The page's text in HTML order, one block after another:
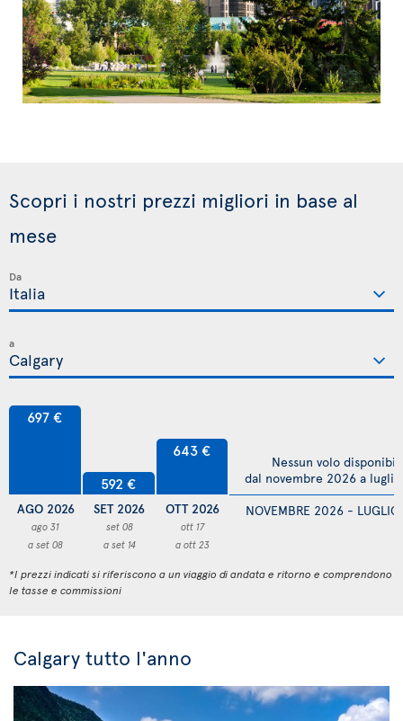
Scopri i nostri prezzi migliori in base al
mese
Da
a
697 €
AGO 2026
ago 31
a set 08
592 €
SET 2026
set 08
a set 14
643 €
OTT 2026
ott 17
a ott 23
NOVEMBRE 2026 -
Nessun volo
dal novembre 2026 a
*I prezzi indicati si riferiscono a un viaggio di andata e ritorno e comprendono
le tasse e commissioni
Calgary tutto l'anno